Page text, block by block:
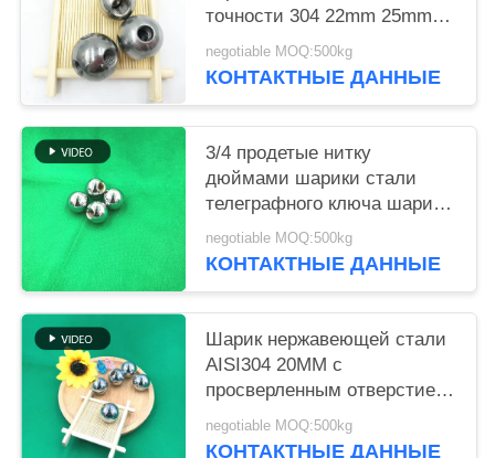
точности 304 22mm 25mm
продетый нитку с
отверстием M12
negotiable MOQ:500kg
КОНТАКТНЫЕ ДАННЫЕ
3/4 продетые нитку
дюймами шарики стали
телеграфного ключа шарика
M6 отверстия 19mm
просверленные
нержавеющей сталью
negotiable MOQ:500kg
КОНТАКТНЫЕ ДАННЫЕ
Шарик нержавеющей стали
AISI304 20MM с
просверленным отверстием
M6/M8
negotiable MOQ:500kg
КОНТАКТНЫЕ ДАННЫЕ